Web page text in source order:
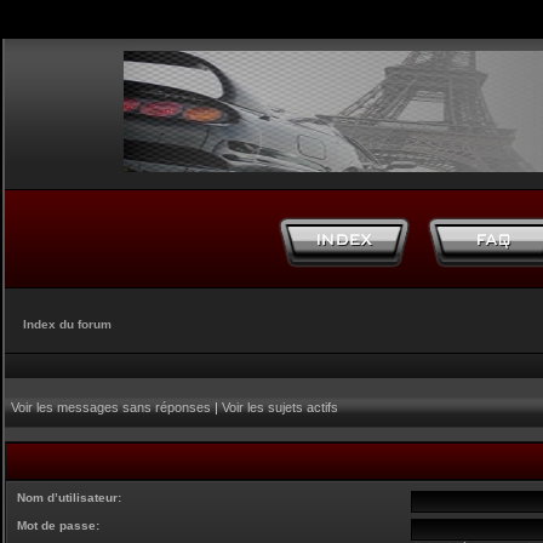
Index du forum
Voir les messages sans réponses|Voir les sujets actifs
Nom d’utilisateur:
Mot de passe: